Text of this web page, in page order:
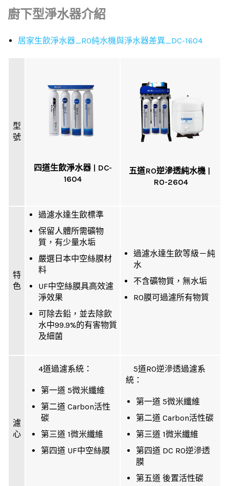
廚下型淨水器介紹
居家生飲淨水器_RO純水機與淨水器差異_DC-1604
型
號
四道生飲淨水器 | DC-
1604
五道RO逆滲透純水機 |
RO-2604
特
色
過濾水達生飲標準
保留人體所需礦物
質，有少量水垢
嚴選日本中空絲膜材
料
UF中空絲膜具高效濾
淨效果
可除去鉛，並去除飲
水中99.9%的有害物質
及細菌
過濾水達生飲等級－純
水
不含礦物質，無水垢
RO膜可過濾所有物質
濾
心
4道過濾系統：
第一道 5微米纖維
第二道 Carbon活性
碳
第三道 1微米纖維
第四道 UF中空絲膜
5道RO逆滲透過濾系
統：
第一道 5微米纖維
第二道 Carbon活性碳
第三道 1微米纖維
第四道 DC RO逆滲透
膜
第五道 後置活性碳